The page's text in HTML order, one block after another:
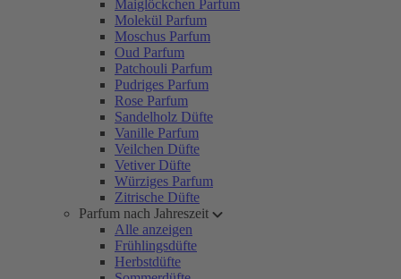
Maiglöckchen Parfum
Molekül Parfum
Moschus Parfum
Oud Parfum
Patchouli Parfum
Pudriges Parfum
Rose Parfum
Sandelholz Düfte
Vanille Parfum
Veilchen Düfte
Vetiver Düfte
Würziges Parfum
Zitrische Düfte
Parfum nach Jahreszeit
Alle anzeigen
Frühlingsdüfte
Herbstdüfte